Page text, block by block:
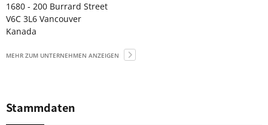
1680 - 200 Burrard Street
V6C 3L6 Vancouver
Kanada
MEHR ZUM UNTERNEHMEN ANZEIGEN
Stammdaten